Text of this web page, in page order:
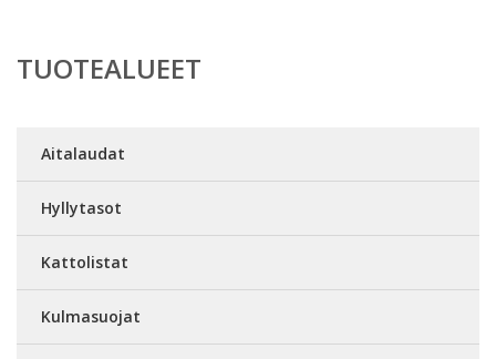
TUOTEALUEET
Aitalaudat
Hyllytasot
Kattolistat
Kulmasuojat